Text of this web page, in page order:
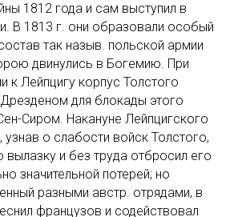
1812 года и сам выступил в
В 1813 г. они образовали особый
так назыв. польской армии
двинулись в Богемию. При
к Лейпцигу корпус Толстого
для блокады этого
Сиром. Накануне Лейпцигского
о слабости войск Толстого,
и без труда отбросил его
значительной потерей; но
разными австр. отрядами, в
французов и содействовал